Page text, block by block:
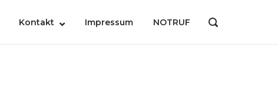
Kontakt Impressum NOTRUF
OPEN
BAR